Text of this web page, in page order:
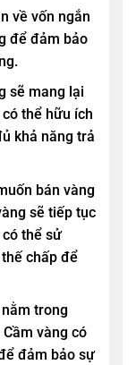
về vốn ngắn
để đảm bảo
sẽ mang lại
thể hữu ích
khả năng trả
bán vàng
sẽ tiếp tục
thể sử
chấp để
trong
vàng có
đảm bảo sự